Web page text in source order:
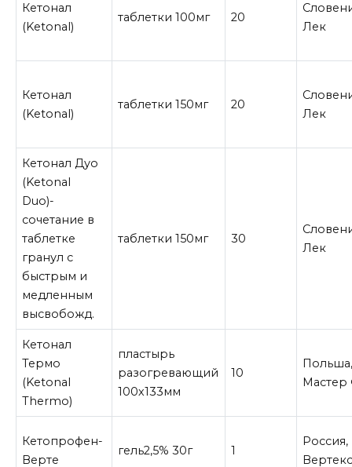
Кетонал
(Ketonal)
таблетки 100мг 20
Лек
Кетонал
(Ketonal)
таблетки 150мг 20
Лек
Кетонал Дуо
(Ketonal
Duo)-
сочетание в
таблетке
гранул с
быстрым и
медленным
высвобожд.
таблетки 150мг 30
Лек
Кетонал
Термо
(Ketonal
Thermo)
пластырь
разогревающий
100х133мм
10
Кетопрофен-
Верте
гель2,5% 30г 1
Россия,